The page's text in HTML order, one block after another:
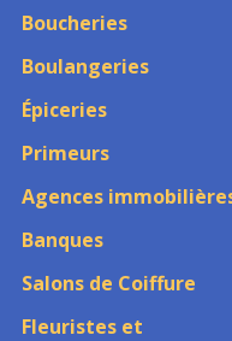
Boucheries
Boulangeries
Épiceries
Primeurs
Agences
Banques
Salons de Coiffure
Fleuristes et